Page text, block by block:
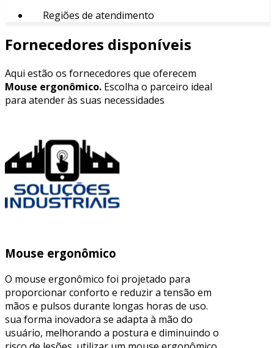
Regiões de atendimento
Fornecedores disponíveis
Aqui estão os fornecedores que oferecem
Mouse ergonômico. Escolha o parceiro ideal
para atender às suas necessidades
Mouse ergonômico
O mouse ergonômico foi projetado para
proporcionar conforto e reduzir a tensão em
mãos e pulsos durante longas horas de uso.
sua forma inovadora se adapta à mão do
usuário, melhorando a postura e diminuindo o